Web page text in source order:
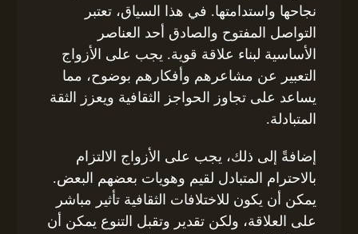
نجاحها واستدامتها. في هذا السياق، تعتبر
التواصل المفتوح والصادق أحد العناصر
الأساسية لبناء علاقة قوية. يجب على الأزواج
التعبير عن مشاعرهم وأفكارهم بوضوح، مما
يساعد على تجاوز الحواجز الثقافية ويعزز الثقة
المتبادلة.
إضافةً إلى ذلك، يجب على الأزواج الالتزام
بالاحترام المتبادل لقيم وهويات بعضهم البعض.
يمكن أن يكون للاختلافات الثقافية تأثير مباشر
على العلاقة، ولكن تقدير وتقبل التنوع يمكن أن